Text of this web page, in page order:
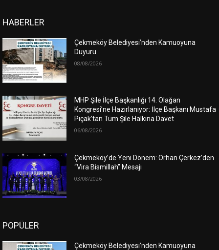
HABERLER
Çekmeköy Belediyesi’nden Kamuoyuna
Duyuru
08/08/2026
MHP Şile İlçe Başkanlığı 14. Olağan
Kongresi’ne Hazırlanıyor: İlçe Başkanı Mustafa
Pıçak’tan Tüm Şile Halkına Davet
06/08/2026
Çekmeköy’de Yeni Dönem: Orhan Çerkez’den
“Vira Bismillah” Mesajı
03/08/2026
POPÜLER
Çekmeköy Belediyesi’nden Kamuoyuna